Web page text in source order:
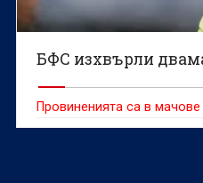
БФС изхвърли
Провиненията са в